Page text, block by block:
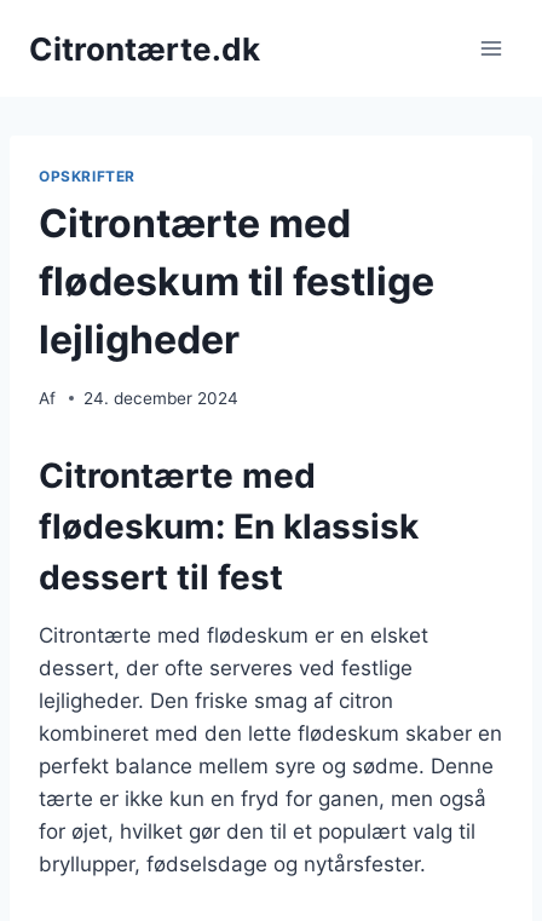
Citrontærte.dk
OPSKRIFTER
Citrontærte med
flødeskum til festlige
lejligheder
Af 24. december 2024
Citrontærte med
flødeskum: En klassisk
dessert til fest
Citrontærte med flødeskum er en elsket
dessert, der ofte serveres ved festlige
lejligheder. Den friske smag af citron
kombineret med den lette flødeskum skaber en
perfekt balance mellem syre og sødme. Denne
tærte er ikke kun en fryd for ganen, men også
for øjet, hvilket gør den til et populært valg til
bryllupper, fødselsdage og nytårsfester.